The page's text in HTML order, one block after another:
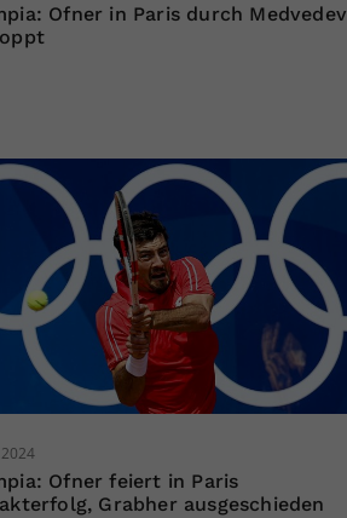
Ofner in Paris durch Medvedev
Ofner feiert in Paris
Grabher ausgeschieden